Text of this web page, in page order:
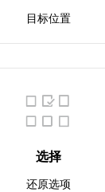
目标位置
选择
还原选项